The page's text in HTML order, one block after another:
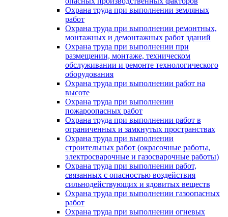
Охрана труда при выполнении земляных
работ
Охрана труда при выполнении ремонтных,
монтажных и демонтажных работ зданий
Охрана труда при выполнении при
размещении, монтаже, техническом
обслуживании и ремонте технологического
оборудования
Охрана труда при выполнении работ на
высоте
Охрана труда при выполнении
пожароопасных работ
Охрана труда при выполнении работ в
ограниченных и замкнутых пространствах
Охрана труда при выполнении
строительных работ (окрасочные работы,
электросварочные и газосварочные работы)
Охрана труда при выполнении работ,
связанных с опасностью воздействия
сильнодействующих и ядовитых веществ
Охрана труда при выполнении газоопасных
работ
Охрана труда при выполнении огневых